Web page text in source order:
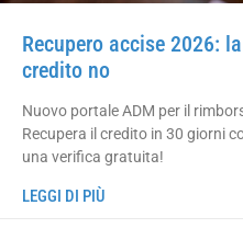
Recupero accise 2026:
credito no
Nuovo portale ADM per il
Recupera il credito in 30 giorni
una verifica gratuita!
LEGGI DI PIÙ